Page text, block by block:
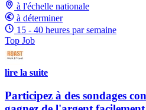
à l'échelle nationale
à déterminer
15 - 40 heures par semaine
Top Job
lire la suite
Participez à des sondages